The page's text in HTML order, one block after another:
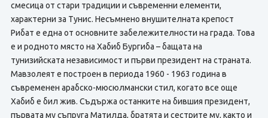
смесица от стари традиции и съвременни елементи,
характерни за Тунис. Несъмнено внушителната крепост
Рибат е една от основните забележителности на градa. Това
е и родното място на Хабиб Бургиба – бащата на
тунизийската независимост и първи президент на страната.
Мавзолеят е построен в периода 1960 - 1963 година в
съвременен арабско-мюсюлмански стил, когато все още
Хабиб е бил жив. Съдържа останките на бившия президент,
първата му съпруга Матилда, братята и сестрите му, както и